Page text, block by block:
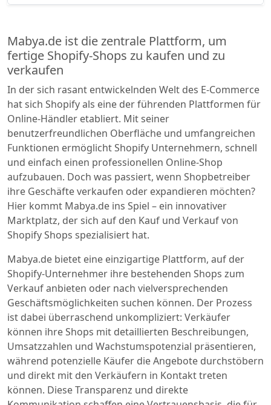
Mabya.de ist die zentrale Plattform, um
fertige Shopify-Shops zu kaufen und zu
verkaufen
In der sich rasant entwickelnden Welt des E-Commerce
hat sich Shopify als eine der führenden Plattformen für
Online-Händler etabliert. Mit seiner
benutzerfreundlichen Oberfläche und umfangreichen
Funktionen ermöglicht Shopify Unternehmern, schnell
und einfach einen professionellen Online-Shop
aufzubauen. Doch was passiert, wenn Shopbetreiber
ihre Geschäfte verkaufen oder expandieren möchten?
Hier kommt Mabya.de ins Spiel – ein innovativer
Marktplatz, der sich auf den Kauf und Verkauf von
Shopify Shops spezialisiert hat.
Mabya.de bietet eine einzigartige Plattform, auf der
Shopify-Unternehmer ihre bestehenden Shops zum
Verkauf anbieten oder nach vielversprechenden
Geschäftsmöglichkeiten suchen können. Der Prozess
ist dabei überraschend unkompliziert: Verkäufer
können ihre Shops mit detaillierten Beschreibungen,
Umsatzzahlen und Wachstumspotenzial präsentieren,
während potenzielle Käufer die Angebote durchstöbern
und direkt mit den Verkäufern in Kontakt treten
können. Diese Transparenz und direkte